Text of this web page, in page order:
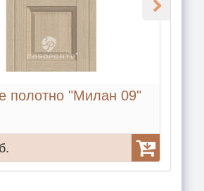
полотно "Милан 09"